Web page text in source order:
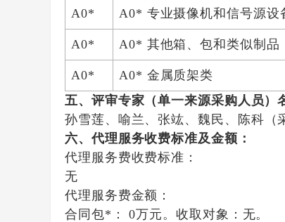
A0* A0* 专业摄像机和信号源设
A0* A0* 其他箱、包和类似制品
A0* A0* 金属质架类
五、评审专家（单一来源采购人员）
孙雪莲、 喻兰、张竑、魏民 、
陈科（
六、代理服务收费标准及金额：
代理服务费收费标准：
无
代理服务费金额：
合同包*：
0万元。收取对象： 无。